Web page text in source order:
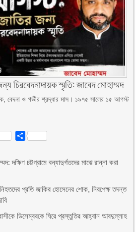
স্মৃতি: জাবেদ মোহাম্মদ
বেদনা ও গভীর শ্রদ্ধার মাস। ১৯৭৫ সালের ১৫ আগস্ট
Share
দক্ষিণ চট্টগ্রামে বন্যাদুর্গতদের মাঝে রান্না করা
প্রতি জাকির হোসেনের শোক, নিরপেক্ষ তদন্ত
ডিসেম্বরকে ঘিরে প্রস্তুতির আহ্বান আবদুল্লাহ